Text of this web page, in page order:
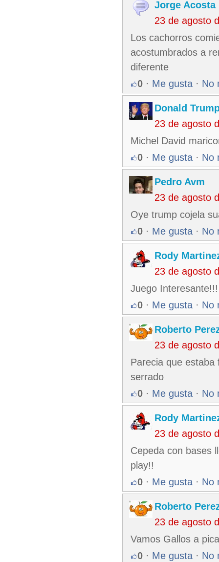
Jorge Acosta
23 de agosto
Los cachorros
acostumbrados a
diferente
0 · Me gusta · No
Donald
23 de agosto
Michel David
0 · Me gusta · No
Pedro Avm
23 de agosto
Oye trump cojela
0 · Me gusta · No
Rody
23 de agosto
Juego
0 · Me gusta · No
Roberto
23 de agosto
Parecia que
serrado
0 · Me gusta · No
Rody
23 de agosto
Cepeda con bases
play!!
0 · Me gusta · No
Roberto
23 de agosto
Vamos Gallos a
0 · Me gusta · No